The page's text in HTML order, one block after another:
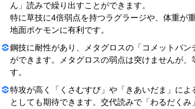
ん」読みで繰り出すことができます。
特に草技に4倍弱点を持つラグラージや、体重が
地面ポケモンに有利です。
鋼技に耐性があり、メタグロスの「コメットパ
ができます。メタグロスの弱点は突けませんが
す。
特攻が高く「くさむすび」や「きあいだま」に
としても期待できます。交代読みで「わるだくみ